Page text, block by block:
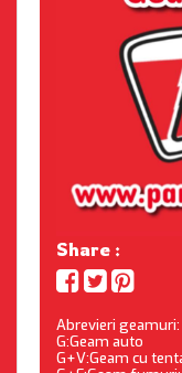
Share :
Abrevieri geamuri:
G:Geam auto
G+V:Geam cu